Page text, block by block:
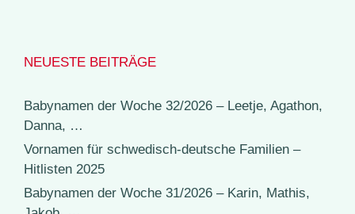
NEUESTE BEITRÄGE
Babynamen der Woche 32/2026 – Leetje, Agathon,
Danna, …
Vornamen für schwedisch-deutsche Familien –
Hitlisten 2025
Babynamen der Woche 31/2026 – Karin, Mathis,